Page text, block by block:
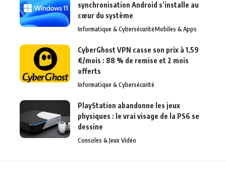
synchronisation Android s’installe au
cœur du système
Informatique & CybersécuritéMobiles & Apps
CyberGhost VPN casse son prix à 1,59
€/mois : 88 % de remise et 2 mois
offerts
Informatique & Cybersécurité
PlayStation abandonne les jeux
physiques : le vrai visage de la PS6 se
dessine
Consoles & Jeux Vidéo